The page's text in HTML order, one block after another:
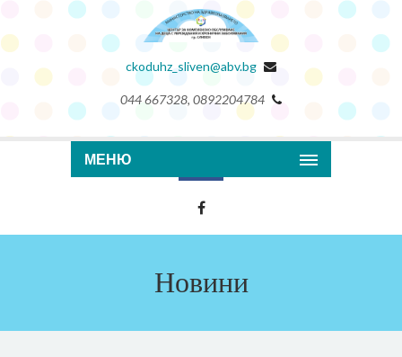
ckoduhz_sliven@abv.bg
044 667328, 0892204784
МЕНЮ
Новини